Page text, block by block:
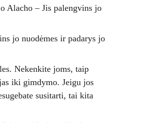
Alacho – Jis palengvins jo
jo nuodėmes ir padarys jo
Nekenkite joms, taip
iki gimdymo. Jeigu jos
susitarti, tai kita